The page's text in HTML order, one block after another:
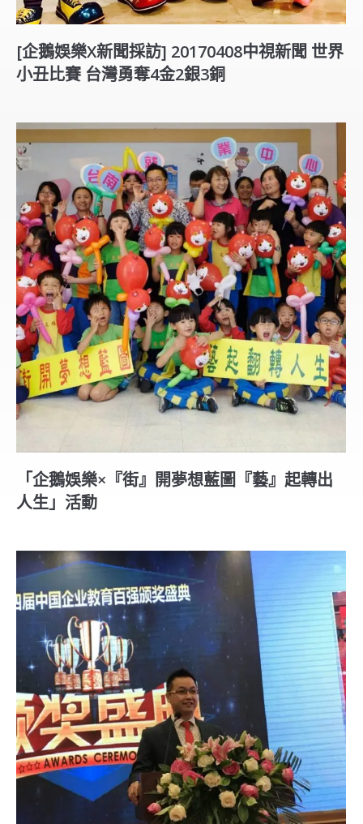
[企鵝娛樂X新聞採訪] 20170408中視新聞 世界
小丑比賽 台灣勇奪4金2銀3銅
「企鵝娛樂×『街』開夢想藍圖『藝』起轉出
人生」活動